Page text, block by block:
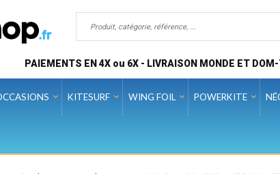
PAIEMENTS EN 4X ou 6X - LIVRAISON MONDE ET
KITESURF WING FOIL POWERKITE